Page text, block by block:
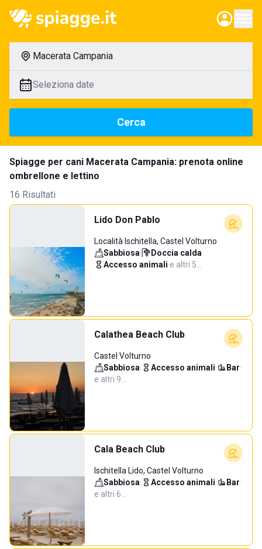
Macerata Campania
Seleziona date
Cerca
Spiagge per cani Macerata Campania: prenota online
ombrellone e lettino
16 Risultati
Lido Don Pablo
Località Ischitella, Castel Volturno
Sabbiosa· Doccia calda·
Accesso animali·e altri 5…
Calathea Beach Club
Castel Volturno
Sabbiosa· Accesso animali· Bar·
e altri 9…
Cala Beach Club
Ischitella Lido, Castel Volturno
Sabbiosa· Accesso animali· Bar·
e altri 6…